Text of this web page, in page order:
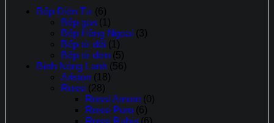
Bếp Điện Từ (6)
Bếp gas (1)
Bếp Hồng Ngoại (3)
Bếp từ đôi (1)
Bếp từ đơn (5)
Bình Nóng Lạnh (56)
Ariston (18)
Rossi (28)
Rossi Amore (0)
Rossi Puro (6)
Rossi Rubis (6)